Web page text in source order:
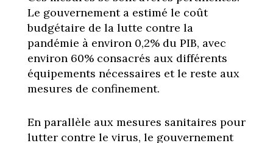
Le gouvernement a estimé le coût
budgétaire de la lutte contre la
pandémie à environ 0,2% du PIB, avec
environ 60% consacrés aux différents
équipements nécessaires et le reste aux
mesures de confinement.
En parallèle aux mesures sanitaires pour
lutter contre le virus, le gouvernement